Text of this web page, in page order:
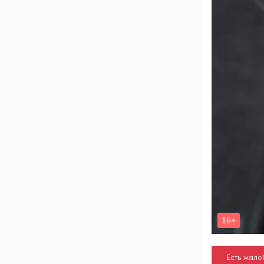
Есть